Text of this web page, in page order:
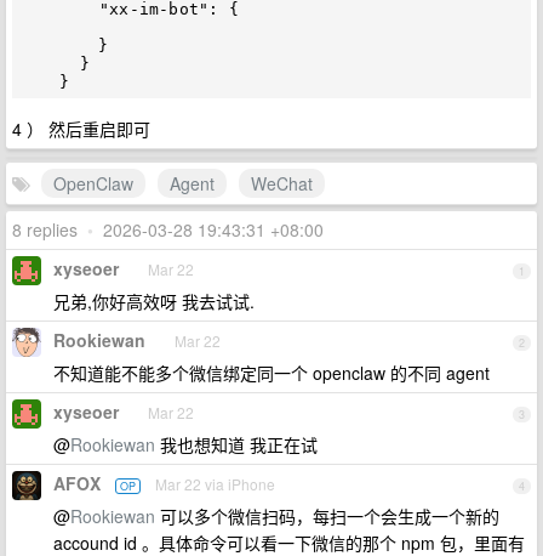
4 ） 然后重启即可
OpenClaw Agent
WeChat
8 replies • 2026-03-28 19:43:31 +08:00
1
xyseoer Mar 22
兄弟,你好高效呀 我去试试.
2
Rookiewan Mar 22
不知道能不能多个微信绑定同一个 openclaw 的不同 agent
3
xyseoer Mar 22
@Rookiewan 我也想知道 我正在试
4
AFOX OP Mar 22 via iPhone
@Rookiewan 可以多个微信扫码，每扫一个会生成一个新的
accound id 。具体命令可以看一下微信的那个 npm 包，里面有